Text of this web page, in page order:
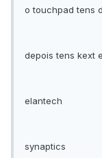
o touchpad tens
depois tens kext
elantech
synaptics